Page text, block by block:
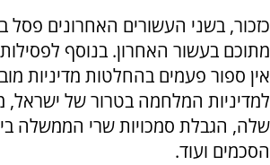
מתוכם בעשור האחרון. בנוסף
אין ספור פעמים בהחלטות מדיניות
למדיניות המלחמה בטרור של ישראל,
שלה, הגבלת סמכויות שרי הממשלה
הסכמים ועוד.